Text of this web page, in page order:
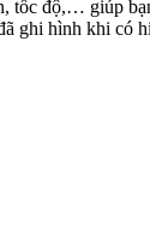
tốc độ,… giúp
ghi hình khi có